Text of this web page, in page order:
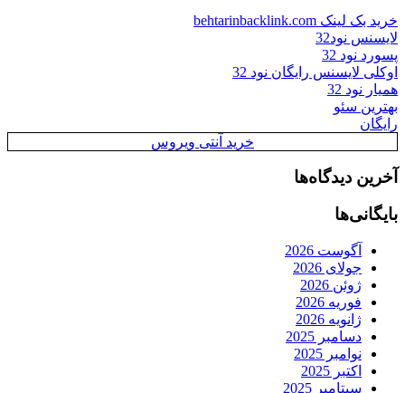
خرید بک لینک behtarinbacklink.com
لایسنس نود32
پسورد نود 32
اوکلی لایسنس رایگان نود 32
همیار نود 32
بهترین سئو
رایگان
خرید آنتی ویروس
آخرین دیدگاه‌ها
بایگانی‌ها
آگوست 2026
جولای 2026
ژوئن 2026
فوریه 2026
ژانویه 2026
دسامبر 2025
نوامبر 2025
اکتبر 2025
سپتامبر 2025